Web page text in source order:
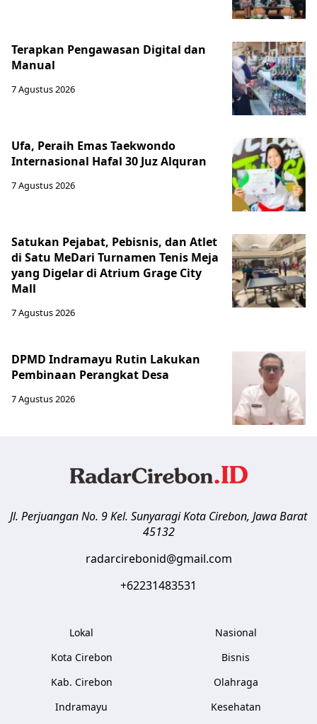
Terapkan Pengawasan Digital dan
Manual
7 Agustus 2026
Ufa, Peraih Emas Taekwondo
Internasional Hafal 30 Juz Alquran
7 Agustus 2026
Satukan Pejabat, Pebisnis, dan Atlet
di Satu MeDari Turnamen Tenis Meja
yang Digelar di Atrium Grage City
Mall
7 Agustus 2026
DPMD Indramayu Rutin Lakukan
Pembinaan Perangkat Desa
7 Agustus 2026
Jl. Perjuangan No. 9 Kel. SunyaragiKota Cirebon, Jawa Barat
45132
radarcirebonid@gmail.com
+62231483531
Lokal
Kota Cirebon
Kab. Cirebon
Indramayu
Nasional
Bisnis
Olahraga
Kesehatan